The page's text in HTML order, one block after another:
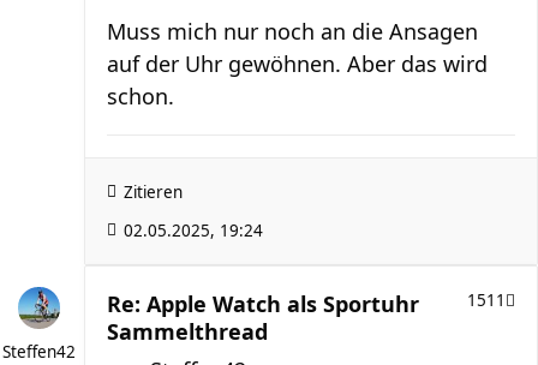
Muss mich nur noch an die Ansagen
auf der Uhr gewöhnen. Aber das wird
schon.
Zitieren
02.05.2025, 19:24
Steffen42
Re: Apple Watch als Sportuhr
Sammelthread
1511